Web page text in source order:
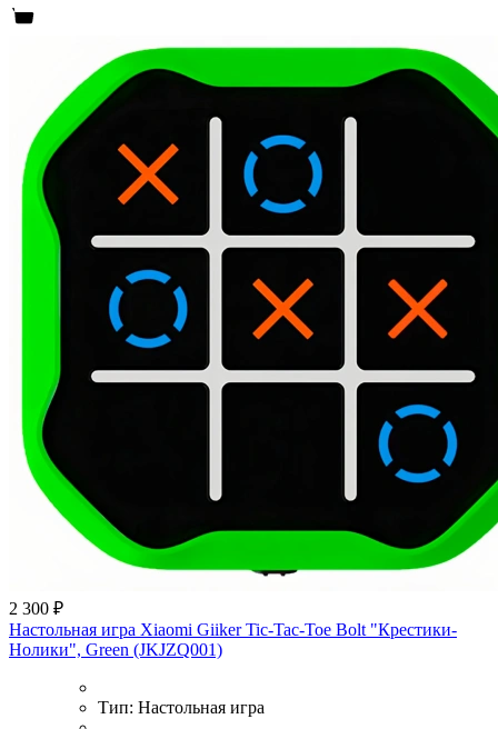
2 300 ₽
Настольная игра Xiaomi Giiker Tic-Tac-Toe Bolt "Крестики-
Нолики", Green (JKJZQ001)
Тип: Настольная игра